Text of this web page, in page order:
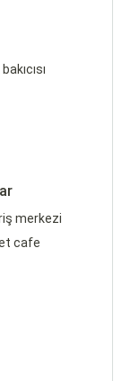
merkezi
cafe